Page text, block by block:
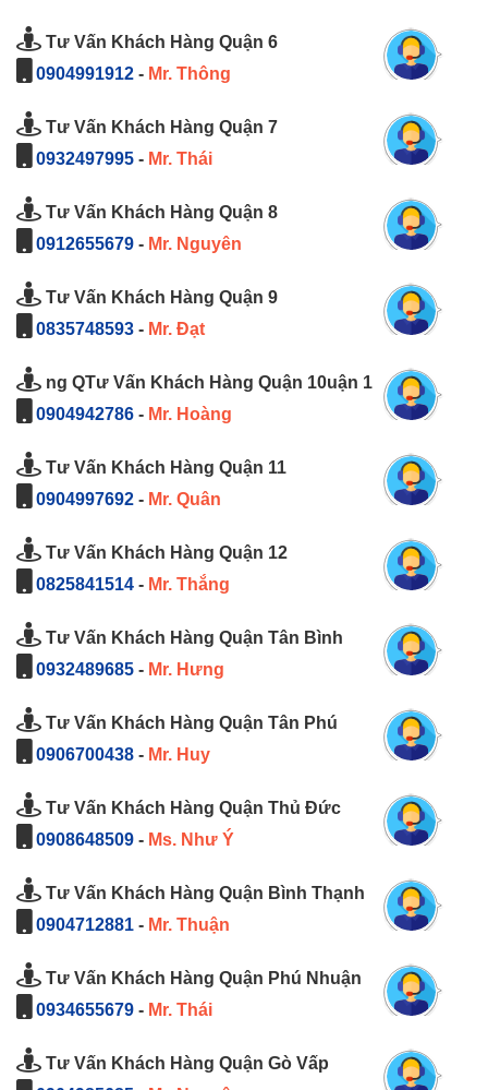
Tư Vấn Khách Hàng Quận 6
0904991912 - Mr. Thông
Tư Vấn Khách Hàng Quận 7
0932497995 - Mr. Thái
Tư Vấn Khách Hàng Quận 8
0912655679 - Mr. Nguyên
Tư Vấn Khách Hàng Quận 9
0835748593 - Mr. Đạt
ng QTư Vấn Khách Hàng Quận 10uận 1
0904942786 - Mr. Hoàng
Tư Vấn Khách Hàng Quận 11
0904997692 - Mr. Quân
Tư Vấn Khách Hàng Quận 12
0825841514 - Mr. Thắng
Tư Vấn Khách Hàng Quận Tân Bình
0932489685 - Mr. Hưng
Tư Vấn Khách Hàng Quận Tân Phú
0906700438 - Mr. Huy
Tư Vấn Khách Hàng Quận Thủ Đức
0908648509 - Ms. Như Ý
Tư Vấn Khách Hàng Quận Bình Thạnh
0904712881 - Mr. Thuận
Tư Vấn Khách Hàng Quận Phú Nhuận
0934655679 - Mr. Thái
Tư Vấn Khách Hàng Quận Gò Vấp